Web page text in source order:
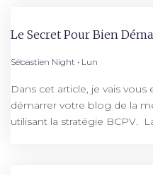
Le Secret Pour Bien
Sébastien Night Lun
Dans cet article, je vais
démarrer votre blog de la
utilisant la stratégie BCPV.